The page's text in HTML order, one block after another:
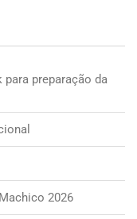
preparação da
2026